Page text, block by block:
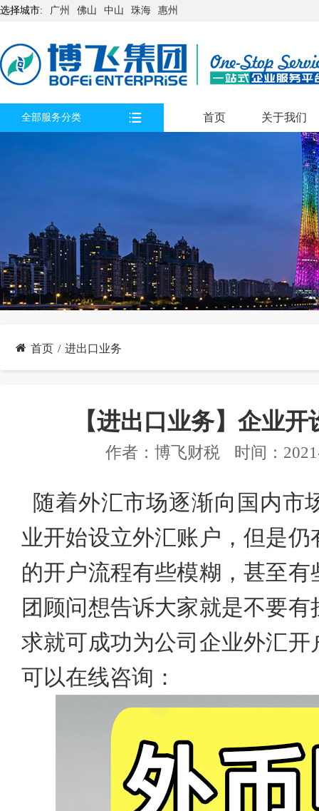
选择城市: 广州 佛山 中山 珠海 惠州
全部服务分类 首页 关于我们
首页 进出口业务
【进出口业务】企业
作者： 博飞财税 时间：
随着外汇市场逐渐向国内市
业开始设立外汇账户，但是
的开户流程有些模糊，甚至有
团顾问想告诉大家就是不要
求就可成功为公司企业外汇开
可以在线咨询：